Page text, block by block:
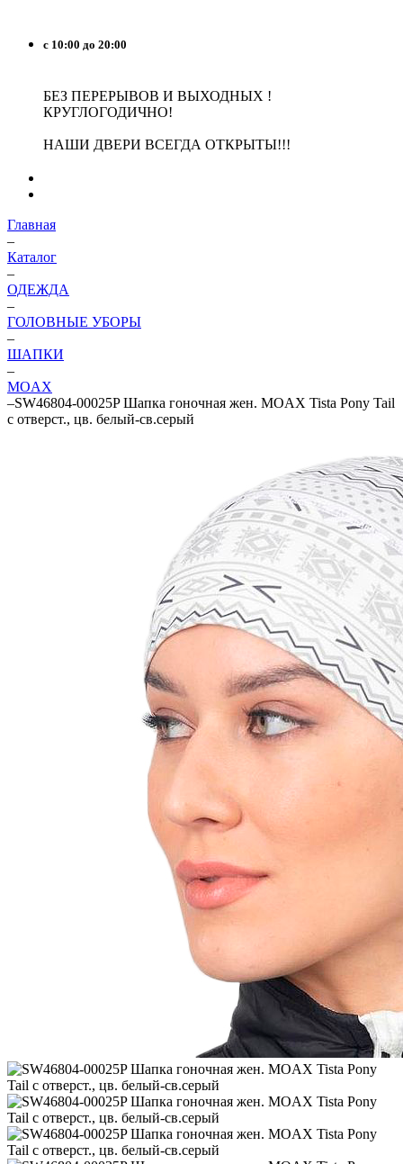
с 10:00 до 20:00
БЕЗ ПЕРЕРЫВОВ И ВЫХОДНЫХ !
КРУГЛОГОДИЧНО!
НАШИ ДВЕРИ ВСЕГДА ОТКРЫТЫ!!!
Главная
–
Каталог
–
ОДЕЖДА
–
ГОЛОВНЫЕ УБОРЫ
–
ШАПКИ
–
MOAX
–SW46804-00025P Шапка гоночная жен. MOAX Tista Pony Tail
с отверст., цв. белый-св.серый